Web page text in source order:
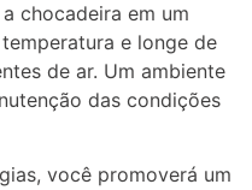
chocadeira em um
e longe de
de ar. Um ambiente
das condições
você promoverá um